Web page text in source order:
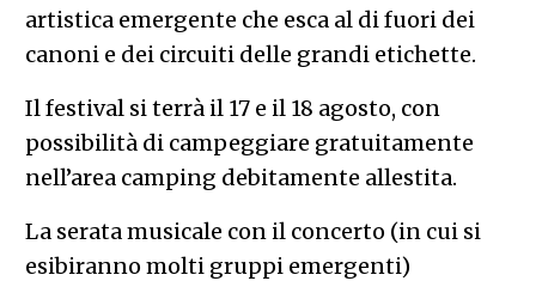
artistica emergente che esca al di fuori dei
canoni e dei circuiti delle grandi etichette.
Il festival si terrà il 17 e il 18 agosto, con
possibilità di campeggiare gratuitamente
nell’area camping debitamente allestita.
La serata musicale con il concerto (in cui si
esibiranno molti gruppi emergenti)